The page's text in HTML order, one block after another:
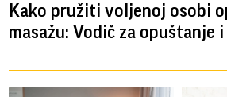
Kako pružiti voljenoj osobi
masažu: Vodič za opuštanje